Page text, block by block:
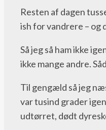
Resten af dagen
ish for vandrere – og
Så jeg så ham ikke
ikke mange andre.
Til gengæld så jeg
var tusind grader
udtørret, dødt